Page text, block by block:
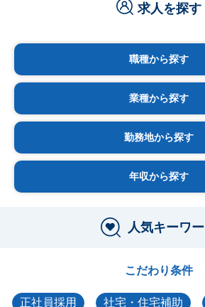
求人を探す
職種から探す
業種から探す
勤務地から探す
年収から探す
人気キーワ
こだわり条件
正社員採用 社宅・住宅補助